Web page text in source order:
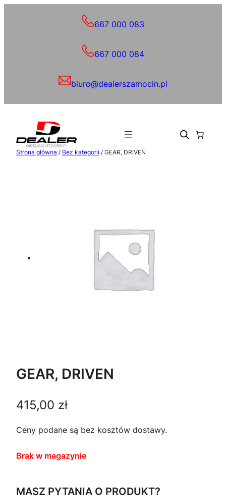
667 000 083
667 000 084
biuro@dealerszamocin.pl
Strona główna / Bez kategorii / GEAR, DRIVEN
GEAR, DRIVEN
415,00 zł
Ceny podane są bez kosztów dostawy.
Brak w magazynie
MASZ PYTANIA O PRODUKT?